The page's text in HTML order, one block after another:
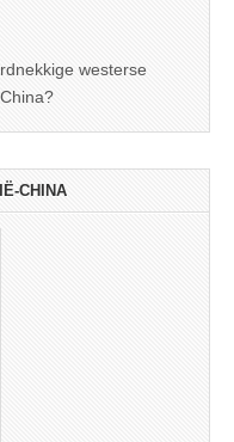
westerse
CHINA